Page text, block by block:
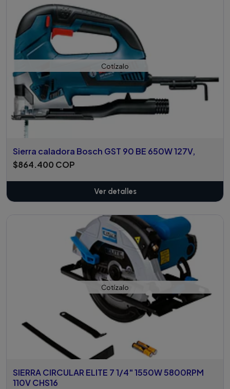
Cotízalo
Sierra caladora Bosch GST 90 BE 650W 127V,
$864.400 COP
Ver detalles
Cotízalo
SIERRA CIRCULAR ELITE 7 1/4" 1550W 5800RPM
110V CHS16